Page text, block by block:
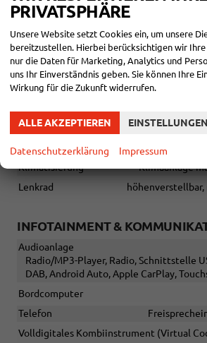
EXTRAS:
Schiebetür rechts,Reserverad,
Garantie, Scheckheftgepflegt,
AUßEN:
16 Zoll Räder in Stahl, Silber
Alle Fotos können Beispielbilder sein und
Extras enthalten. Die genaue Ausstattung
dem Beschreibungstext
INNEN
Klimatisierung
Klimaanlage
Lenkrad
INFOTAINMENT &
Audioanlage
Radio/MP3-Player, Radio, Schnittstelle
DAB, Android Auto, Apple CarPlay,
Bordcomputer
Telefon
Volldigitales Kombiinstrument (Virtual
PRIVATSPHÄRE
Unsere Website setzt Cookies ein, um unsere
bereitzustellen. Hierbei berücksichtigen wir
nur die Daten für Marketing, Analytics und
uns Ihr Einverständnis geben. Sie können Ihre
Wirkung für die Zukunft widerrufen.
ALLE AKZEPTIEREN EINSTELLUNGEN
Datenschutzerklärung Impressum